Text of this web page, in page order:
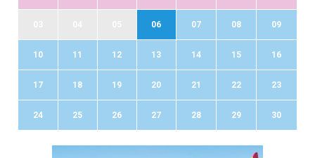
06 07 08 09
10 11 12 13 14 15 16
17 18 19 20 21 22 23
24 25 26 27 28 29 30